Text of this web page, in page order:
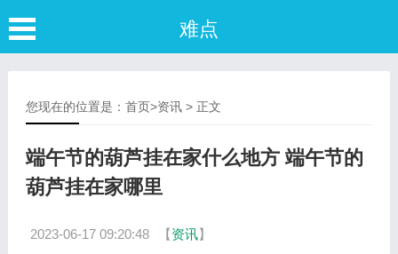
难点
您现在的位置是： 首页>资讯> 正文
端午节的葫芦挂在家什么地方 端午节的
葫芦挂在家哪里
2023-06-17 09:20:48 【资讯】